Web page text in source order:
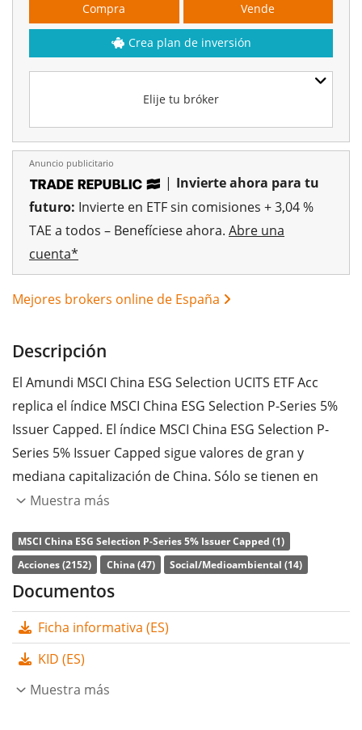
Elije tu bróker
Compra Vende
Crea plan de inversión
Anuncio publicitario
| Invierte ahora para tu
futuro: Invierte en ETF sin comisiones + 3,04 %
TAE a todos – Benefíciese ahora. Abre una
cuenta*
Mejores brokers online de España
Descripción
El Amundi MSCI China ESG Selection UCITS ETF Acc
replica el índice MSCI China ESG Selection P-Series 5%
Issuer Capped. El índice MSCI China ESG Selection P-
Series 5% Issuer Capped sigue valores de gran y
mediana capitalización de China. Sólo se tienen en
cuenta las empresas con una alta calificación ESG
comparación con sus homólogas del sector. El índice
de referencia es el MSCI China. La ponderación máxima
de una empresa está limitada al 5%.
Laratio de gastos totales
p.a. . El Amundi MSCI China ESG Selection UCITS ETF Acc
Selection P-Series 5% Issuer Capped. El ETF replica la
Muestra más
MSCI China ESG Selection P-Series 5% Issuer Capped (1)
Acciones (2152)
China (47) Social/Medioambiental (14)
Documentos
Ficha informativa (ES)
KID (ES)
Muestra más